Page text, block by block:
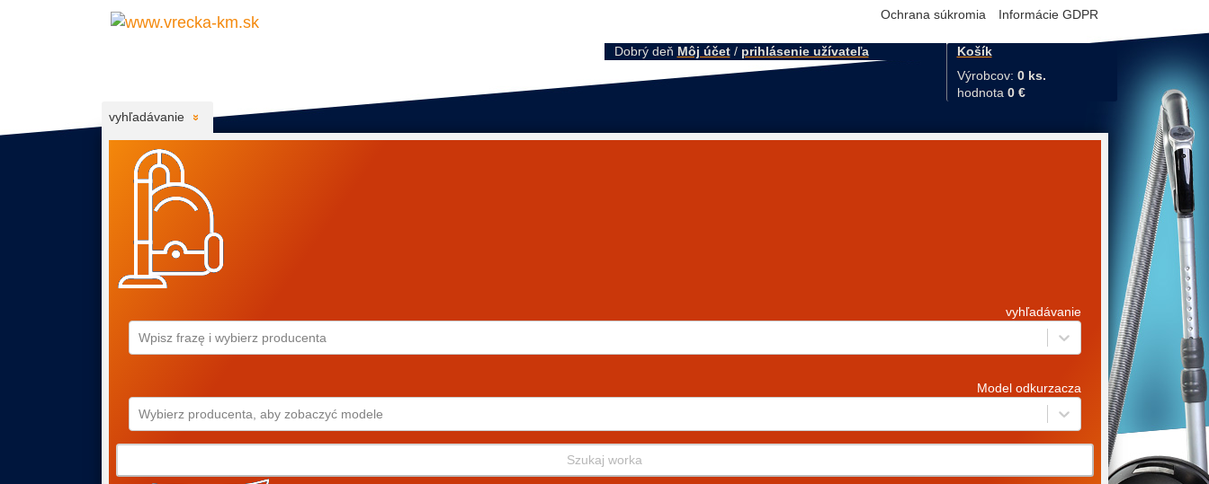
Ochrana súkromia Informácie GDPR
Dobrý deň Môj účet/ prihlásenie užívateľa
Košík
Výrobcov: 0 ks.
hodnota 0 €
vyhľadávanie
vyhľadávanie
Wpisz frazę i wybierz producenta
Model odkurzacza
Wybierz producenta, aby zobaczyć modele
Szukaj worka